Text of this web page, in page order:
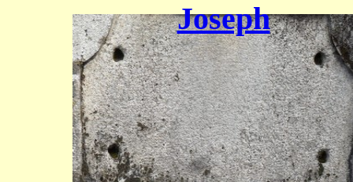
Joseph